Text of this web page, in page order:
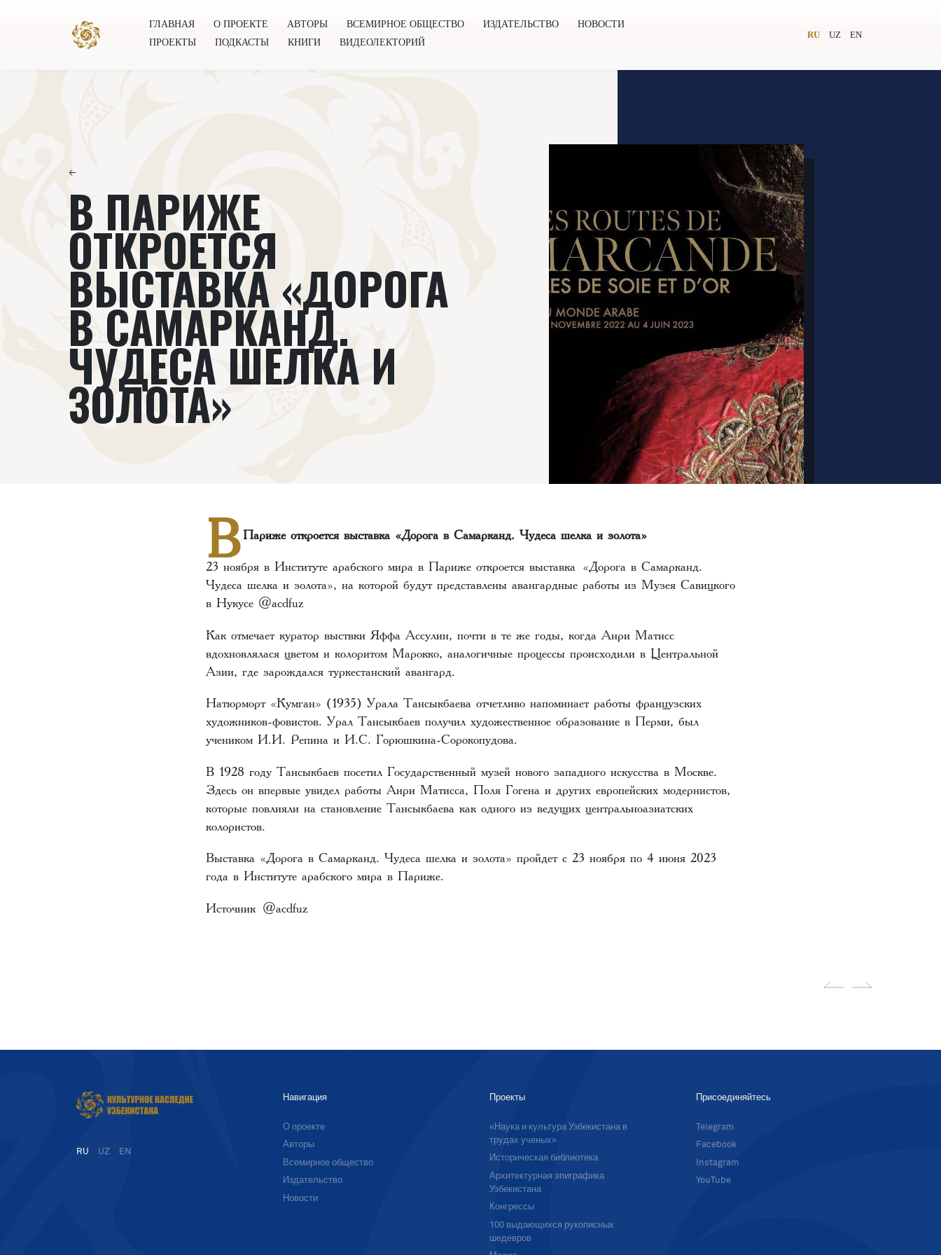
ГЛАВНАЯ О ПРОЕКТЕ АВТОРЫ ВСЕМИРНОЕ ОБЩЕСТВО ИЗДАТЕЛЬСТВО
НОВОСТИ
ПРОЕКТЫ
ПОДКАСТЫ КНИГИ ВИДЕОЛЕКТОРИЙ
RU UZ EN
←
В ПАРИЖЕ
ОТКРОЕТСЯ
ВЫСТАВКА «ДОРОГА
В САМАРКАНД.
ЧУДЕСА ШЕЛКА И
ЗОЛОТА»
В Париже откроется выставка «Дорога в Самарканд. Чудеса шелка и золота»
23 ноября в Институте арабского мира в Париже откроется выставка «Дорога в Самарканд.
Чудеса шелка и золота», на которой будут представлены авангардные работы из Музея Савицкого
в Нукусе @acdfuz
Как отмечает куратор выствки Яффа Ассулин, почти в те же годы, когда Анри Матисс
вдохновлялася цветом и колоритом Марокко, аналогичные процессы происходили в Центральной
Азии, где зарождался туркестанский авангард.
Натюрморт «Кумган» (1935) Урала Тансыкбаева отчетливо напоминает работы французских
художников-фовистов. Урал Тансыкбаев получил художественное образование в Перми, был
учеником И.И. Репина и И.С. Горюшкина-Сорокопудова.
В 1928 году Тансыкбаев посетил Государственный музей нового западного искусства в Москве.
Здесь он впервые увидел работы Анри Матисса, Поля Гогена и других европейских модернистов,
которые повлияли на становление Тансыкбаева как одного из ведущих центральноазиатских
колористов.
Выставка «Дорога в Самарканд. Чудеса шелка и золота» пройдет с 23 ноября по 4 июня 2023
года в Институте арабского мира в Париже.
Источник @acdfuz
RU UZ EN
Навигация
О проекте
Авторы
Всемирное общество
Издательство
Новости
Проекты
«Наука и культура Узбекистана в
трудах ученых»
Историческая библиотека
Архитектурная эпиграфика
Узбекистана
Конгрессы
100 выдающихся рукописных
шедевров
Присоединяйтесь
Telegram
Facebook
Instagram
YouTube